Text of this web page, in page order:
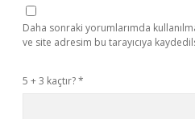
Daha sonraki yorumlarımda
ve site adresim bu tarayıcıya
5 + 3 kaçtır?*